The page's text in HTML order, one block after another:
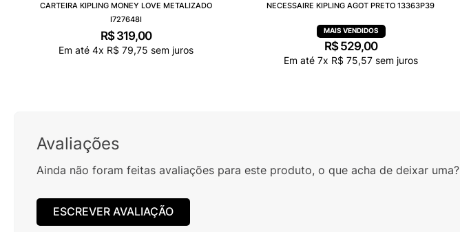
CARTEIRA KIPLING MONEY LOVE METALIZADO
I727648I
R$ 319,00
Em até 4x R$ 79,75 sem juros
NECESSAIRE KIPLING AGOT PRETO 13363P39
R$ 529,00
Em até 7x R$ 75,57sem juros
Avaliações
Ainda não foram feitas avaliações para este produto, o que acha de deixar uma?
ESCREVER AVALIAÇÃO